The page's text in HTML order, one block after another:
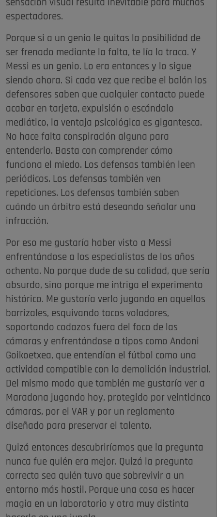
sensación visual resulta inevitable para muchos
espectadores.
Porque si a un genio le quitas la posibilidad de
ser frenado mediante la falta, te lía la traca. Y
Messi es un genio. Lo era entonces y lo sigue
siendo ahora. Si cada vez que recibe el balón los
defensores saben que cualquier contacto puede
acabar en tarjeta, expulsión o escándalo
mediático, la ventaja psicológica es gigantesca.
No hace falta conspiración alguna para
entenderlo. Basta con comprender cómo
funciona el miedo. Los defensas también leen
periódicos. Los defensas también ven
repeticiones. Los defensas también saben
cuándo un árbitro está deseando señalar una
infracción.
Por eso me gustaría haber visto a Messi
enfrentándose a los especialistas de los años
ochenta. No porque dude de su calidad, que sería
absurdo, sino porque me intriga el experimento
histórico. Me gustaría verlo jugando en aquellos
barrizales, esquivando tacos voladores,
soportando codazos fuera del foco de las
cámaras y enfrentándose a tipos como Andoni
Goikoetxea, que entendían el fútbol como una
actividad compatible con la demolición industrial.
Del mismo modo que también me gustaría ver a
Maradona jugando hoy, protegido por veinticinco
cámaras, por el VAR y por un reglamento
diseñado para preservar el talento.
Quizá entonces descubriríamos que la pregunta
nunca fue quién era mejor. Quizá la pregunta
correcta sea quién tuvo que sobrevivir a un
entorno más hostil. Porque una cosa es hacer
magia en un laboratorio y otra muy distinta